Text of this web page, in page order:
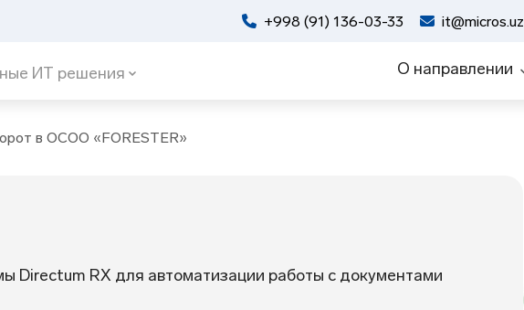
+998 (91) 136-03-33 it@micros.uz
ИТ решения О направлении
в ОСОО «FORESTER»
Directum RX для автоматизации работы с документами